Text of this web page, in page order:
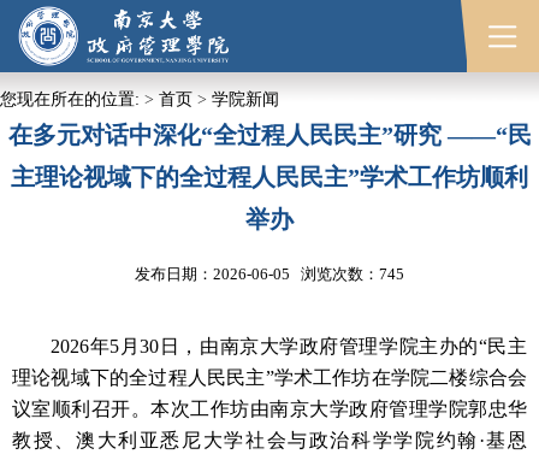
您现在所在的位置: > 首页 > 学院新闻
在多元对话中深化“全过程人民民主”研究 ——“民
主理论视域下的全过程人民民主”学术工作坊顺利
举办
发布日期：2026-06-05 浏览次数： 745
2026年5 月30 日，由南京大学政府管理学院主办的“民主
理论视域下的全过程人民民主”学术工作坊在学院二楼综合会
议室顺利召开。本次工作坊由南京大学政府管理学院郭忠华
教授、澳大利亚悉尼大学社会与政治科学学院约翰·基恩